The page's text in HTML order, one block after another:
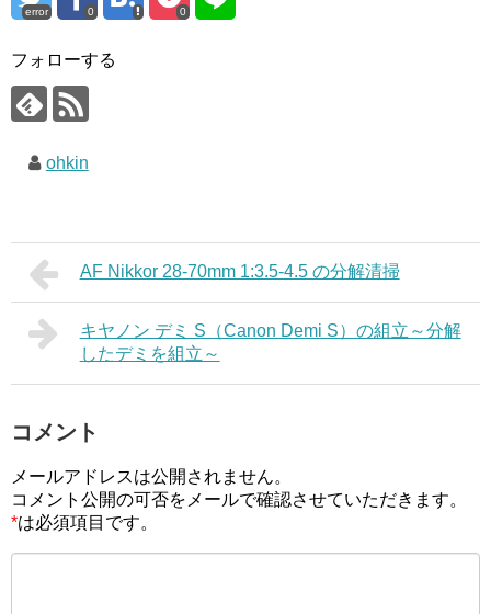
error 0 0
フォローする
ohkin
AF Nikkor 28-70mm 1:3.5-4.5 の分解清掃
キヤノン デミ S（Canon Demi S）の組立～分解
したデミを組立～
コメント
メールアドレスは公開されません。
コメント公開の可否をメールで確認させていただきます。
*は必須項目です。